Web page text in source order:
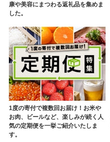
康や美容にまつわる返礼品を集めま
した。
1度の寄付で複数回お届け！お米や
お肉、ビールなど、楽しみが続く人
気の定期便を一挙ご紹介いたしま
す。